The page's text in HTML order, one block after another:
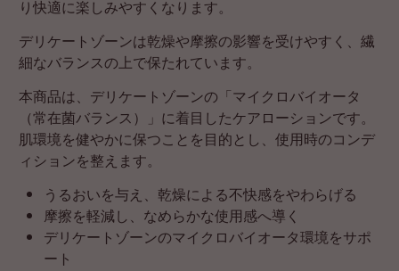
り快適に楽しみやすくなります。
デリケートゾーンは乾燥や摩擦の影響を受けやすく、繊
細なバランスの上で保たれています。
本商品は、デリケートゾーンの「マイクロバイオータ
（常在菌バランス）」に着目したケアローションです。
肌環境を健やかに保つことを目的とし、使用時のコンデ
ィションを整えます。
うるおいを与え、乾燥による不快感をやわらげる
摩擦を軽減し、なめらかな使用感へ導く
デリケートゾーンのマイクロバイオータ環境をサポ
ート